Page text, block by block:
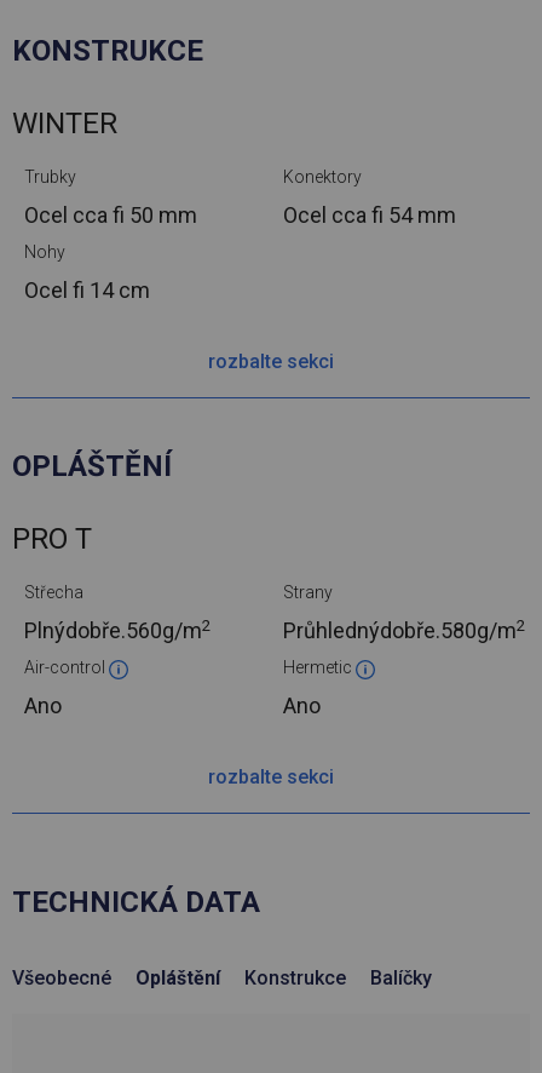
KONSTRUKCE
WINTER
Trubky
Ocel ccafi 50 mm
Konektory
Ocel ccafi 54 mm
Nohy
Ocel fi 14 cm
rozbalte sekci
OPLÁŠTĚNÍ
PRO T
Střecha
Plnýdobře.560g/m2
Strany
Průhlednýdobře.580g/m2
Air-control
Ano
Hermetic
Ano
rozbalte sekci
TECHNICKÁ DATA
Všeobecné Opláštění Konstrukce Balíčky